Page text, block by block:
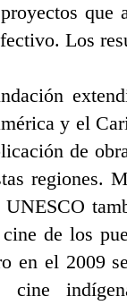
Los
y el
de
regiones.
de los
en el 2009
cine